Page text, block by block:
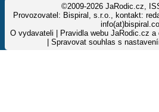
©2009-2026 JaRodic.cz,
Provozovatel: Bispiral, s.r.o., kontakt:
O vydavateli
Pravidla webu JaRodic.cz
Spravovat souhlas s